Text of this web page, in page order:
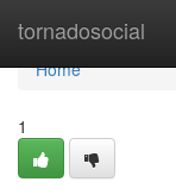
tornadosocial
Home
Home
1